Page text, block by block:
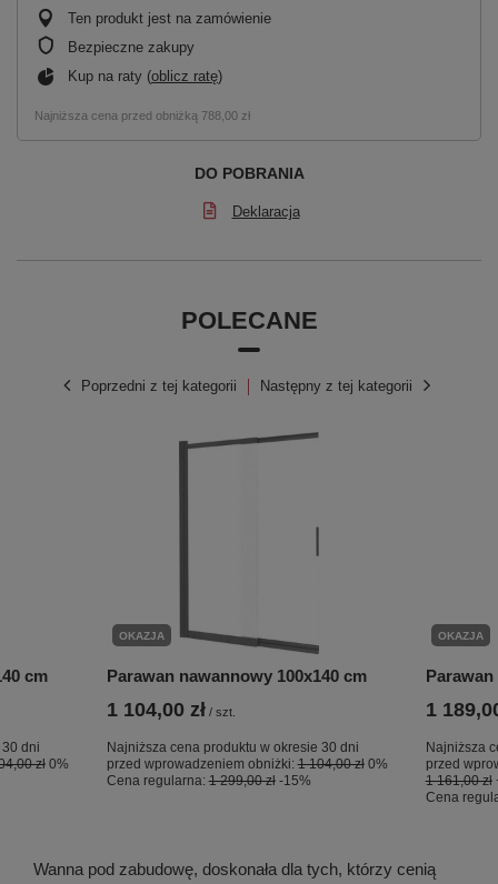
Ten produkt jest na zamówienie
Bezpieczne zakupy
Kup na raty (oblicz ratę)
Najniższa cena przed obniżką 788,00 zł
DO POBRANIA
Deklaracja
POLECANE
Poprzedni z tej kategorii
cm
dni
zł 0%
OKAZJA
Parawan nawannowy 100x140 cm
1 104,00 zł / szt.
Najniższa cena produktu w okresie 30 dni
przed wprowadzeniem obniżki:1 104,00 zł 0%
Cena regularna:1 299,00 zł -15%
OKAZJA
1
Najniższa
przed
1 161,00 zł
Cena
Następny z tej kategorii
Wanna pod zabudowę, doskonała dla tych, którzy cenią